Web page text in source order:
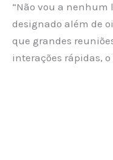
“Não vou a
designado além de
que grandes
interações rápidas,